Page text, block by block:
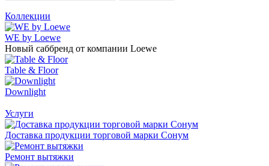
Коллекции
WE by Loewe
Новый саббренд от компании Loewe
Table & Floor
Downlight
Услуги
Доставка продукции торговой марки Сонум
Ремонт вытяжки